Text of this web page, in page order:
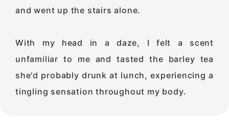
and went up the stairs alone.
With my head in a daze, I felt a scent
unfamiliar to me and tasted the barley tea
she'd probably drunk at lunch, experiencing a
tingling sensation throughout my body.